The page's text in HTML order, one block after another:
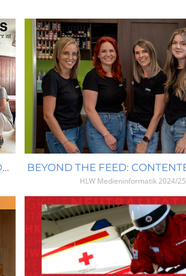
RUHESTAND: FREUDIGES EREIGNIS ODER AUSLÖSER EINER KRISE
HLW Medieninformatik2024/25